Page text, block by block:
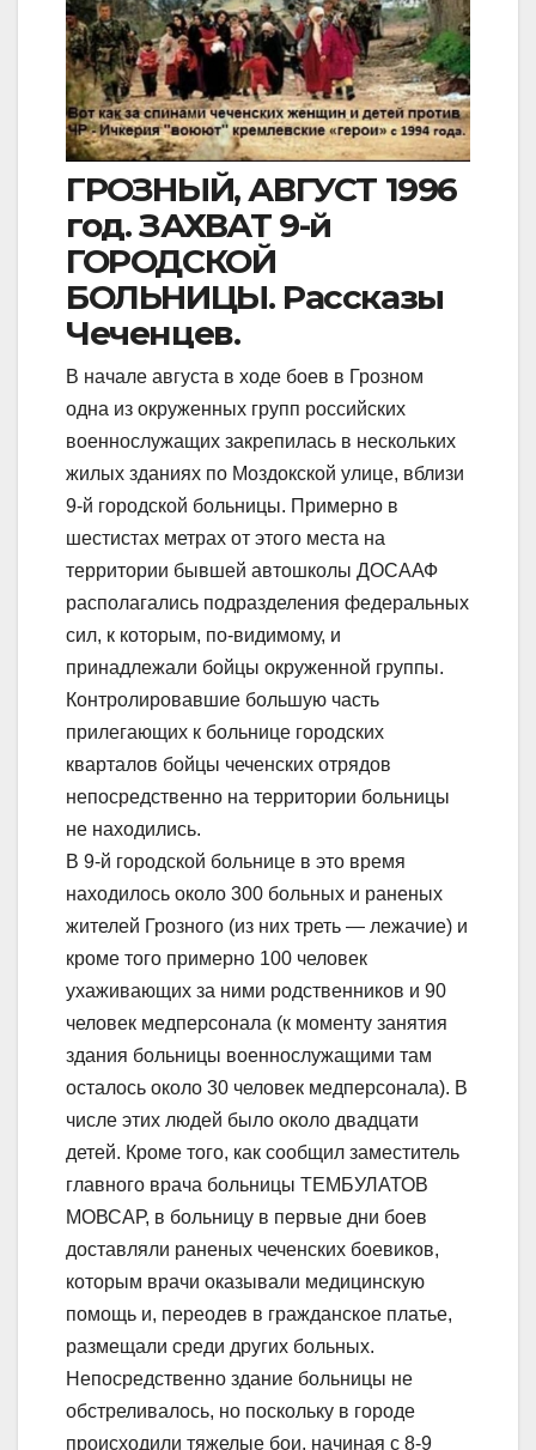
ГРОЗНЫЙ, АВГУСТ 1996
год. ЗАХВАТ 9-й
ГОРОДСКОЙ
БОЛЬНИЦЫ. Рассказы
Чеченцев.
В начале августа в ходе боев в Грозном
одна из окруженных групп российских
военнослужащих закрепилась в нескольких
жилых зданиях по Моздокской улице, вблизи
9-й городской больницы. Примерно в
шестистах метрах от этого места на
территории бывшей автошколы ДОСААФ
располагались подразделения федеральных
сил, к которым, по-видимому, и
принадлежали бойцы окруженной группы.
Контролировавшие большую часть
прилегающих к больнице городских
кварталов бойцы чеченских отрядов
непосредственно на территории больницы
не находились.
В 9-й городской больнице в это время
находилось около 300 больных и раненых
жителей Грозного (из них треть — лежачие) и
кроме того примерно 100 человек
ухаживающих за ними родственников и 90
человек медперсонала (к моменту занятия
здания больницы военнослужащими там
осталось около 30 человек медперсонала). В
числе этих людей было около двадцати
детей. Кроме того, как сообщил заместитель
главного врача больницы ТЕМБУЛАТОВ
МОВСАР, в больницу в первые дни боев
доставляли раненых чеченских боевиков,
которым врачи оказывали медицинскую
помощь и, переодев в гражданское платье,
размещали среди других больных.
Непосредственно здание больницы не
обстреливалось, но поскольку в городе
происходили тяжелые бои, начиная с 8-9